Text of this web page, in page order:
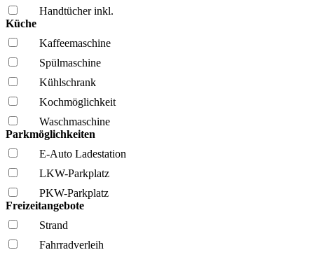
Handtücher inkl.
Küche
Kaffee­maschine
Spül­maschine
Kühl­schrank
Kochmöglich­keit
Wasch­maschine
Parkmöglichkeiten
E-Auto Ladestation
LKW-Parkplatz
PKW-Parkplatz
Freizeitangebote
Strand
Fahrrad­verleih